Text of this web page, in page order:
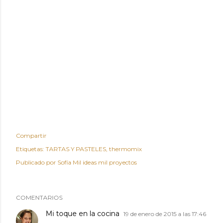
Compartir
Etiquetas: TARTAS Y PASTELES thermomix
Publicado por Sofía Mil ideas mil proyectos
COMENTARIOS
Mi toque en la cocina 19 de enero de 2015 a las 17:46